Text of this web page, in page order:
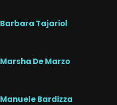
Barbara Tajariol
Marsha De Marzo
Manuele Bardizza